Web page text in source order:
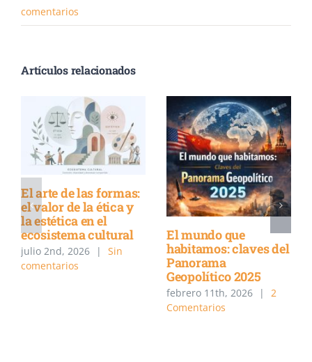
comentarios
Artículos relacionados
El arte de las formas:
el valor de la ética y
la estética en el
ecosistema cultural
julio 2nd, 2026 |
Sin
comentarios
El mundo que
habitamos: claves del
Panorama
Geopolítico 2025
febrero 11th, 2026 |
2
Comentarios